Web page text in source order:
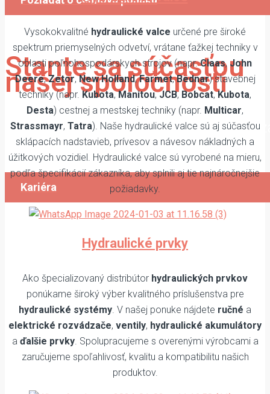
Stante sa súčasťou
našej spoločnosti
Prezrite si naše voľné pozície a v prípade
nás kontaktujte.
Kariéra
Vysokokvalitné hydraulické valce určené pre široké
spektrum priemyselných odvetví, vrátane ťažkej techniky v
oblasti poľnohospodárskych strojov (napr.Claas, John
Deere,Zetor,New Holland,Farmet,Bednar) stavebnej
techniky (napr. Kubota,Manitou,JCB, Bobcat,Kubota,
Desta) cestnej a mestskej techniky (napr. Multicar,
Strassmayr, Tatra). Naše hydraulické valce sú aj súčasťou
sklápacích nadstavieb, prívesov a návesov nákladných a
úžitkových vozidiel. Hydraulické valce sú vyrobené na mieru,
podľa špecifikácií zákazníka, aby splnili aj tie najnáročnejšie
požiadavky.
Hydraulické prvky
Ako špecializovaný distribútor hydraulických prvkov
ponúkame široký výber kvalitného príslušenstva pre
hydraulické systémy. V našej ponuke nájdete ručné a
elektrické rozvádzače, ventily, hydraulické akumulátory
a ďalšie prvky. Spolupracujeme s overenými výrobcami a
zaručujeme spoľahlivosť, kvalitu a kompatibilitu našich
produktov.